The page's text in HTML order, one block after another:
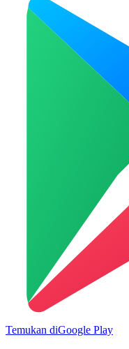
Temukan diGoogle Play